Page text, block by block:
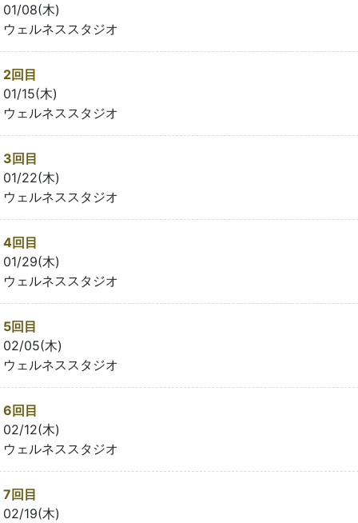
01/08(木)
ウェルネススタジオ
2回目
01/15(木)
ウェルネススタジオ
3回目
01/22(木)
ウェルネススタジオ
4回目
01/29(木)
ウェルネススタジオ
5回目
02/05(木)
ウェルネススタジオ
6回目
02/12(木)
ウェルネススタジオ
7回目
02/19(木)